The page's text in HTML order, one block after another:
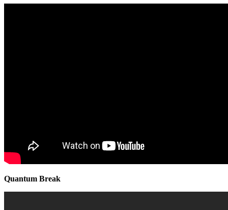
Quantum Break